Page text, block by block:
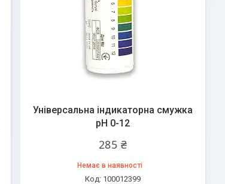
Універсальна індикаторна смужка
рН 0-12
285 ₴
Немає в наявності
100012399